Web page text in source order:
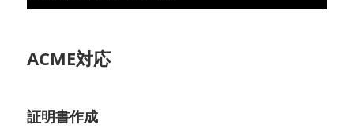
ACME対応
証明書作成